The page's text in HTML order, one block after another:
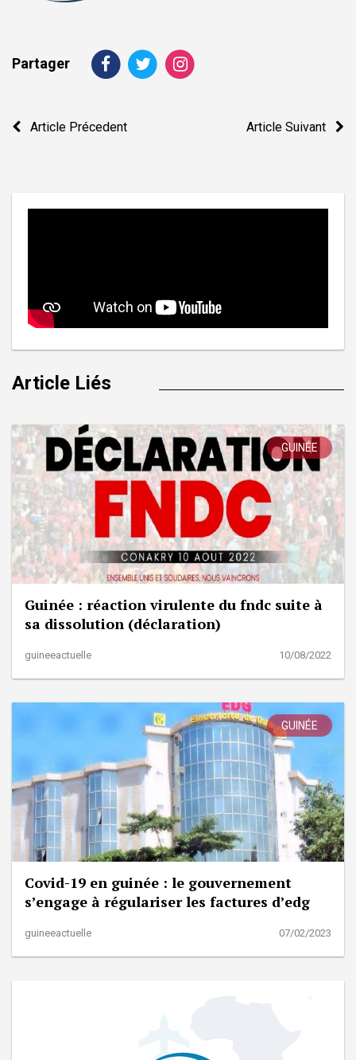
Partager
Navigation
Article Précedent Article Suivant
Article Liés
GUINÉE
Guinée : réaction virulente du fndc suite à
sa dissolution (déclaration)
guineeactuelle 10/08/2022
GUINÉE
Covid-19 en guinée : le gouvernement
s’engage à régulariser les factures d’edg
guineeactuelle 07/02/2023